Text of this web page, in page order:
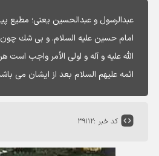
عبدالرسول و عبدالحسين يعنى؛ مطيع
امام حسين عليه السلام. و بى شك چون
الله عليه و آله و اولى ‏الأمر واجب است
ائمه عليهم السلام بعد از ايشان مى‏ باشد.
کد خبر :۳۹۱۱۲